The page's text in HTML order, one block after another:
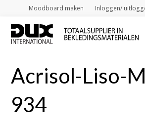
Moodboard maken Inloggen/
Acrisol-Liso-
934